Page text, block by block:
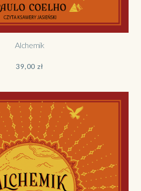
Alchemik
39,00zł